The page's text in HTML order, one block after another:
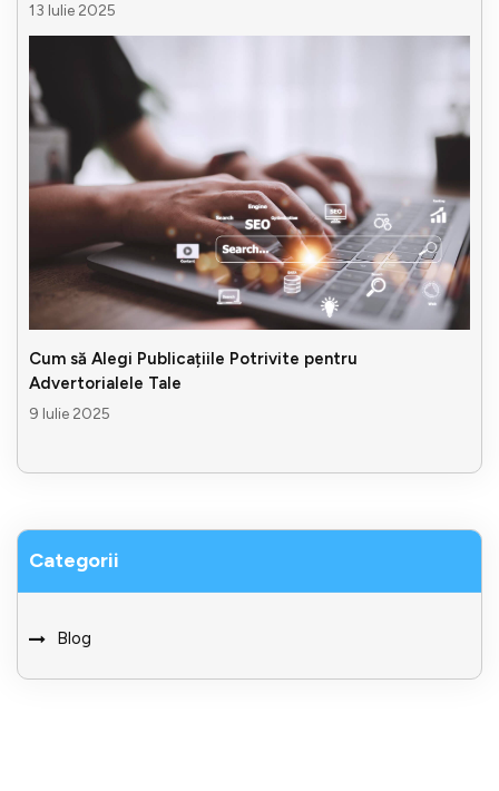
13 Iulie 2025
Cum să Alegi Publicațiile Potrivite pentru
Advertorialele Tale
9 Iulie 2025
Categorii
Blog